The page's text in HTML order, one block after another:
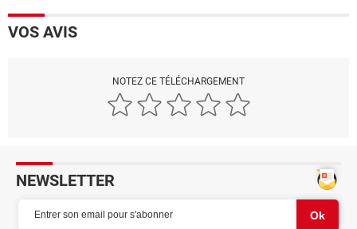
VOS AVIS
NOTEZ CE TÉLÉCHARGEMENT
NEWSLETTER